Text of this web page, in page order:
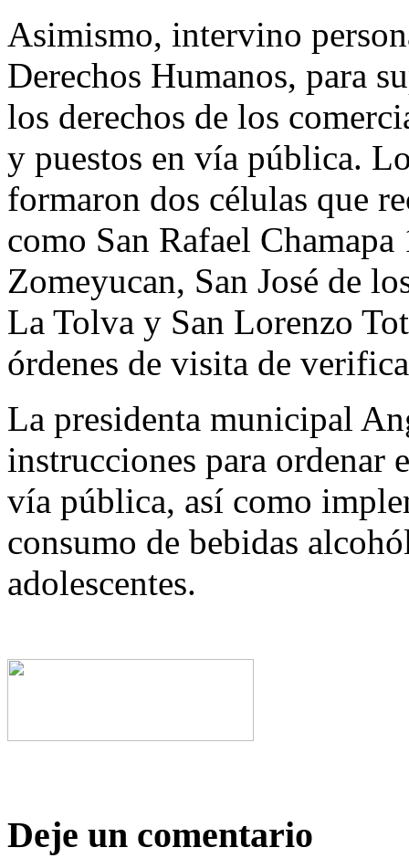
Asimismo, intervino
Derechos Humanos, para
los derechos de los
y puestos en vía pública.
formaron dos células que
como San Rafael
Zomeyucan, San José de
La Tolva y San Lorenzo
órdenes de visita de
La presidenta municipal
instrucciones para ordenar
vía pública, así como
consumo de bebidas
adolescentes.
Deje un comentario